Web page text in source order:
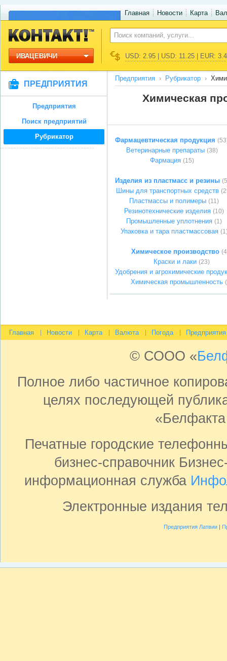
Главная Новости Карта
ИВАЦЕВИЧИ USD: 2.95 | USD: 11.25 | EUR:
ПРЕДПРИЯТИЯ
Предприятия
Поиск предприятий
Рубрикатор
Предприятия Рубрикатор
Химическая
Фармацевтическая продукция
Ветеринарные препараты (38)
Фармация (15)
Изделия из пластмасс и резины
Шины для транспортных средств
Пластмассы и полимеры (11)
Резинотехнические изделия (10)
Промышленные уплотнения (1)
Упаковка и тара пластмассовая
Химическое производство
Краски и лаки (23)
Удобрения и агрохимические
Химическая промышленность
Главная Новости Карта Валюта Погода Предприятия
© СООО «
Полное либо частичное
целях последующей
Печатные городские
бизнес-справочник
информационная служба
Электронные издания
Предприятия Латвии|